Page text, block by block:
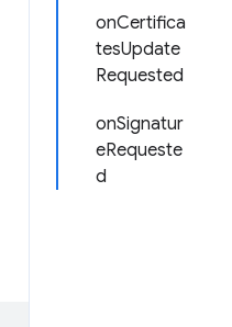
onCertifica
tesUpdate
Requested
onSignatur
eRequeste
d